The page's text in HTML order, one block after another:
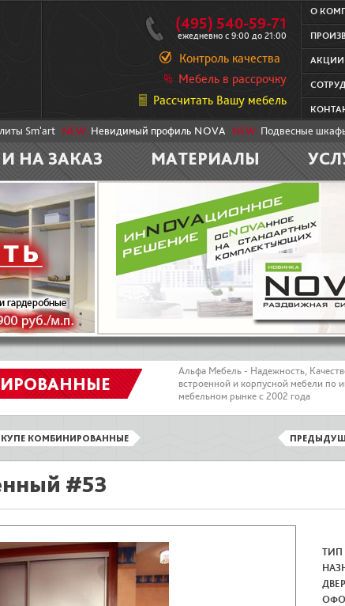
(495) 540-59-71
ежедневно с 9:00 до 21:00
Контроль качества
Мебель в рассрочку
Рассчитать Вашу мебель
О
АКЦИИ
Sm'art NEW: Невидимый профиль NOVA NEW: Подвесные
НА ЗАКАЗ МАТЕРИАЛЫ
Альфа Мебель - Надежность,
встроенной и корпусной мебели по
мебельном рынке с 2002 года
КОМБИНИРОВАННЫЕ
#53
ТИП